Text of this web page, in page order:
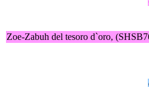
Zoe-Zabuh del tesoro d`oro,